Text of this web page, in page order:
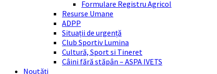
Formulare Registru Agricol
Resurse Umane
ADPP
Situații de urgență
Club Sportiv Lumina
Cultură, Sport si Tineret
Câini fără stăpân – ASPA IVETS
Noutăți